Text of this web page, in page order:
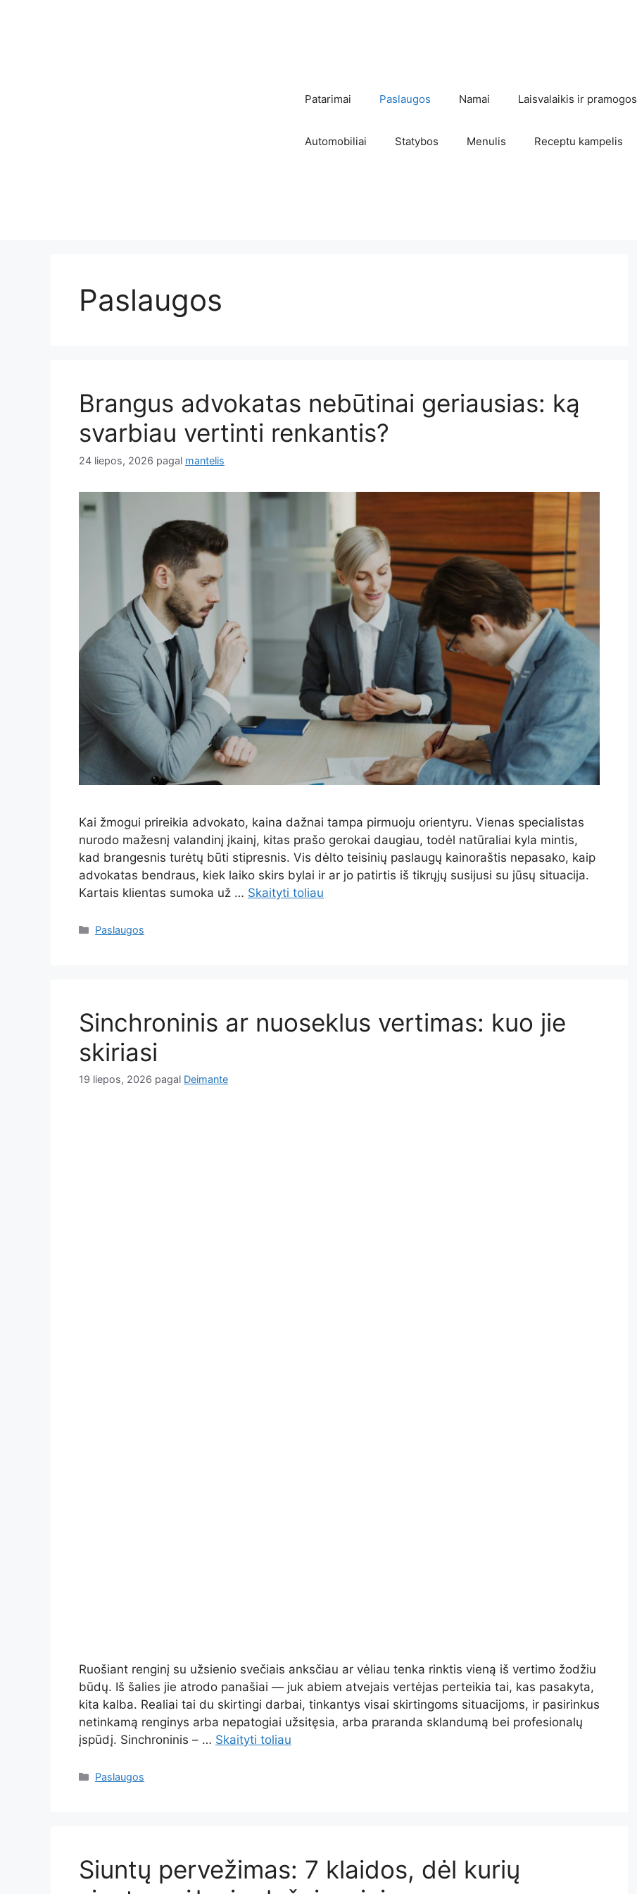
Patarimai Paslaugos Namai Laisvalaikis ir pramogos
Automobiliai Statybos Menulis Receptu kampelis
Paslaugos
Brangus advokatas nebūtinai geriausias: ką
svarbiau vertinti renkantis?
24 liepos, 2026 pagal mantelis
Kai žmogui prireikia advokato, kaina dažnai tampa pirmuoju orientyru. Vienas specialistas
nurodo mažesnį valandinį įkainį, kitas prašo gerokai daugiau, todėl natūraliai kyla mintis,
kad brangesnis turėtų būti stipresnis. Vis dėlto teisinių paslaugų kainoraštis nepasako, kaip
advokatas bendraus, kiek laiko skirs bylai ir ar jo patirtis iš tikrųjų susijusi su jūsų situacija.
Kartais klientas sumoka už … Skaityti toliau
Kategorijos
Paslaugos
Sinchroninis ar nuoseklus vertimas: kuo jie
skiriasi
19 liepos, 2026 pagal Deimante
Ruošiant renginį su užsienio svečiais anksčiau ar vėliau tenka rinktis vieną iš vertimo žodžiu
būdų. Iš šalies jie atrodo panašiai — juk abiem atvejais vertėjas perteikia tai, kas pasakyta,
kita kalba. Realiai tai du skirtingi darbai, tinkantys visai skirtingoms situacijoms, ir pasirinkus
netinkamą renginys arba nepatogiai užsitęsia, arba praranda sklandumą bei profesionalų
įspūdį. Sinchroninis – … Skaityti toliau
Kategorijos
Paslaugos
Siuntų pervežimas: 7 klaidos, dėl kurių